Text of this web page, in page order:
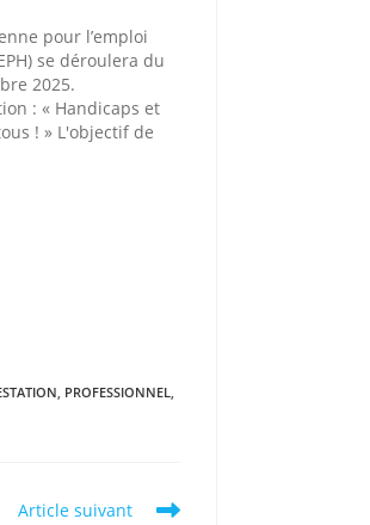
pour l’emploi
se déroulera du
2025.
: « Handicaps et
! » L'objectif de
rencontre des
, PROFESSIONNEL,
Article suivant